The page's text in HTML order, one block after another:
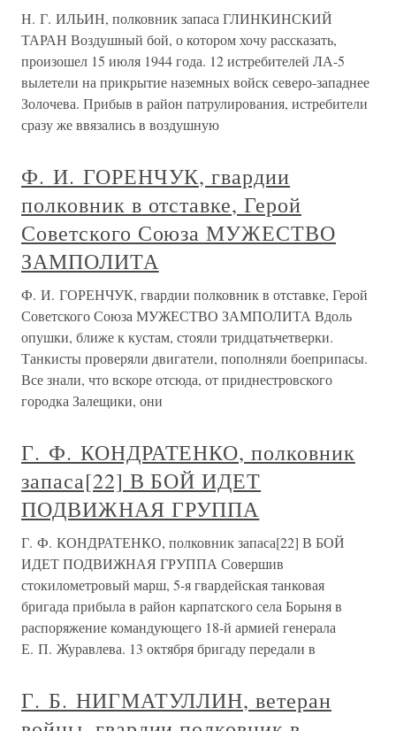
Н. Г. ИЛЬИН, полковник запаса ГЛИНКИНСКИЙ
ТАРАН Воздушный бой, о котором хочу рассказать,
произошел 15 июля 1944 года. 12 истребителей ЛА-5
вылетели на прикрытие наземных войск северо-западнее
Золочева. Прибыв в район патрулирования, истребители
сразу же ввязались в воздушную
Ф. И. ГОРЕНЧУК, гвардии
полковник в отставке, Герой
Советского Союза МУЖЕСТВО
ЗАМПОЛИТА
Ф. И. ГОРЕНЧУК, гвардии полковник в отставке, Герой
Советского Союза МУЖЕСТВО ЗАМПОЛИТА Вдоль
опушки, ближе к кустам, стояли тридцатьчетверки.
Танкисты проверяли двигатели, пополняли боеприпасы.
Все знали, что вскоре отсюда, от приднестровского
городка Залещики, они
Г. Ф. КОНДРАТЕНКО, полковник
запаса[22] В БОЙ ИДЕТ
ПОДВИЖНАЯ ГРУППА
Г. Ф. КОНДРАТЕНКО, полковник запаса[22] В БОЙ
ИДЕТ ПОДВИЖНАЯ ГРУППА Совершив
стокилометровый марш, 5-я гвардейская танковая
бригада прибыла в район карпатского села Борыня в
распоряжение командующего 18-й армией генерала
Е. П. Журавлева. 13 октября бригаду передали в
Г. Б. НИГМАТУЛЛИН, ветеран